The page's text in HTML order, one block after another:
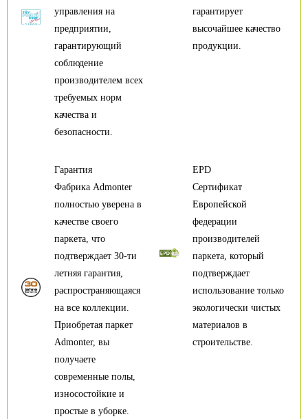
управления на
предприятии,
гарантирующий
соблюдение
производителем всех
требуемых норм
качества и
безопасности.
гарантирует
высочайшее качество
продукции.
EPD
Сертификат
Европейской
федерации
производителей
паркета, который
подтверждает
использование только
экологически чистых
материалов в
строительстве.
Гарантия
Фабрика Admonter
полностью уверена в
качестве своего
паркета, что
подтверждает 30-ти
летняя гарантия,
распространяющаяся
на все коллекции.
Приобретая паркет
Admonter, вы
получаете
современные полы,
износостойкие и
простые в уборке.